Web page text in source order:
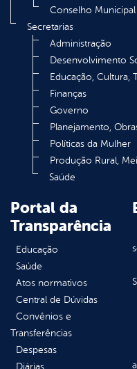
Conselho
Secretarias
Administração
Desenvolvimento
Educação, Cultura,
Finanças
Governo
Planejamento,
Políticas da Mulher
Produção Rural,
Saúde
Portal da
Transparência
Educação
Saúde
Atos normativos
Central de Dúvidas
Convênios e
Transferências
Despesas
Diárias